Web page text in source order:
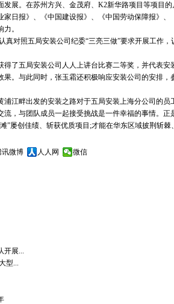
展。在苏州方兴、金茂府、K2新华路项目等项目
日报》、《中国建设报》、《中国劳动保障报》
。
照五局安装公司纪委“三亮三做”要求开展工作
五局安装公司人人上讲台比赛二等奖，并代表安
果。与此同时，张玉霜还积极响应安装公司的安排
畔出发的安装之路对于五局安装上海分公司的员
，与团队成员一起接受挑战是一件幸福的事情。
”屡创佳绩、斩获优质项目;才能在华东区域披荆斩
讯微博 人人网
微信
开展...
型...